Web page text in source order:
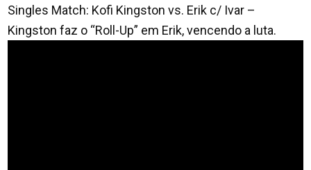
Singles Match: Kofi Kingston vs. Erik c/ Ivar –
Kingston faz o “Roll-Up” em Erik, vencendo a luta.